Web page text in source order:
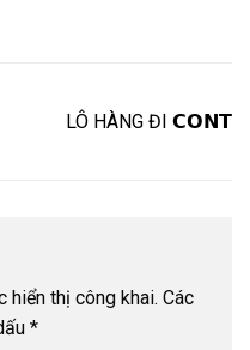
LÔ HÀNG ĐI 𝗖𝗢𝗡𝗧
hiển thị công khai. Các
*